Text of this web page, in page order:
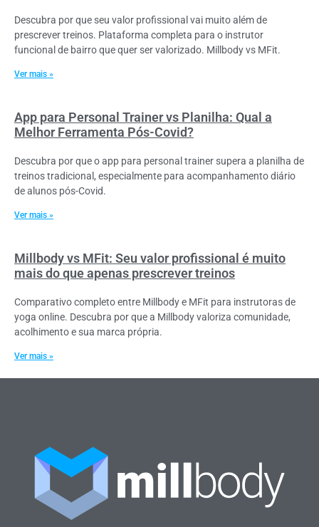
Descubra por que seu valor profissional vai muito além de
prescrever treinos. Plataforma completa para o instrutor
funcional de bairro que quer ser valorizado. Millbody vs MFit.
Ver mais »
App para Personal Trainer vs Planilha: Qual a
Melhor Ferramenta Pós-Covid?
Descubra por que o app para personal trainer supera a planilha de
treinos tradicional, especialmente para acompanhamento diário
de alunos pós-Covid.
Ver mais »
Millbody vs MFit: Seu valor profissional é muito
mais do que apenas prescrever treinos
Comparativo completo entre Millbody e MFit para instrutoras de
yoga online. Descubra por que a Millbody valoriza comunidade,
acolhimento e sua marca própria.
Ver mais »